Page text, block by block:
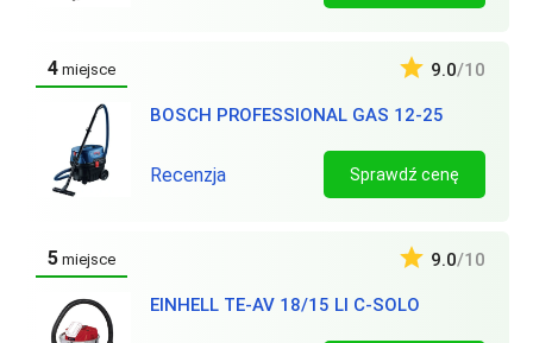
4 miejsce
BOSCH PROFESSIONAL GAS 12-25
9.0/10
Recenzja Sprawdź cenę
5 miejsce
EINHELL TE-AV 18/15 LI C-SOLO
9.0/10